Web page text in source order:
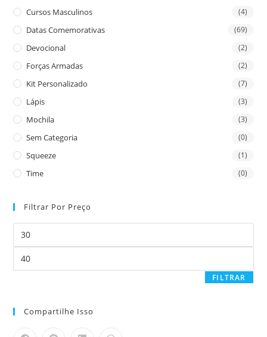
Cursos Masculinos (4)
Datas Comemorativas (69)
Devocional (2)
Forças Armadas (2)
Kit Personalizado (7)
Lápis (3)
Mochila (3)
Sem Categoria (0)
Squeeze (1)
Time (0)
Filtrar Por Preço
FILTRAR
Compartilhe Isso